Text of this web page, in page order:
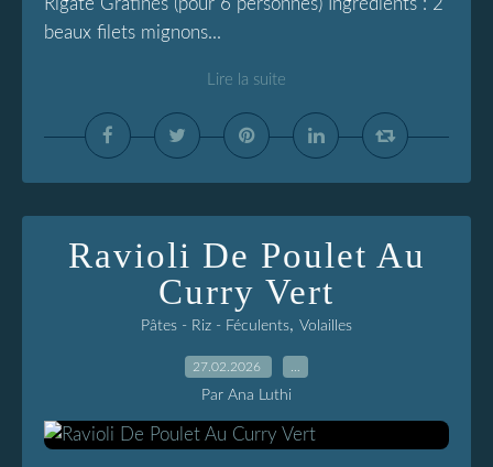
Rigate Gratinés (pour 6 personnes) Ingrédients : 2
beaux filets mignons...
Lire la suite
Ravioli De Poulet Au
Curry Vert
Pâtes - Riz - Féculents, Volailles
27.02.2026
Par Ana Luthi